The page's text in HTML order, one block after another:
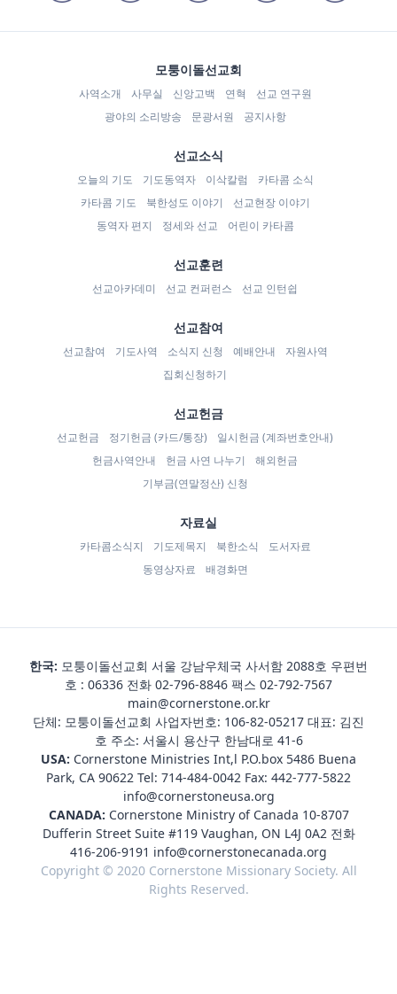
모퉁이돌선교회
사역소개 사무실 신앙고백 연혁
선교 연구원
광야의 소리방송
문광서원 공지사항
선교소식
오늘의 기도 기도동역자 이삭칼럼
카타콤 소식
카타콤 기도
북한성도 이야기
선교현장 이야기
동역자 편지
정세와 선교 어린이 카타콤
선교훈련
선교아카데미 선교 컨퍼런스 선교 인턴쉽
선교참여
선교참여 기도사역 소식지 신청 예배안내
자원사역
집회신청하기
선교헌금
선교헌금 정기헌금 (카드/통장)
일시헌금 (계좌번호안내)
헌금사역안내
헌금 사연 나누기
해외헌금
기부금(연말정산) 신청
자료실
카타콤소식지 기도제목지 북한소식
도서자료
동영상자료
배경화면
한국: 모퉁이돌선교회 서울 강남우체국 사서함 2088호 우편번
호 : 06336 전화 02-796-8846 팩스 02-792-7567
main@cornerstone.or.kr
단체: 모퉁이돌선교회 사업자번호: 106-82-05217 대표: 김진
호 주소: 서울시 용산구 한남대로 41-6
USA: Cornerstone Ministries Int,l P.O.box 5486 Buena
Park, CA 90622 Tel: 714-484-0042 Fax: 442-777-5822
info@cornerstoneusa.org
CANADA: Cornerstone Ministry of Canada 10-8707
Dufferin Street Suite #119 Vaughan, ON L4J 0A2 전화
416-206-9191 info@cornerstonecanada.org
Copyright © 2020 Cornerstone Missionary Society. All
Rights Reserved.